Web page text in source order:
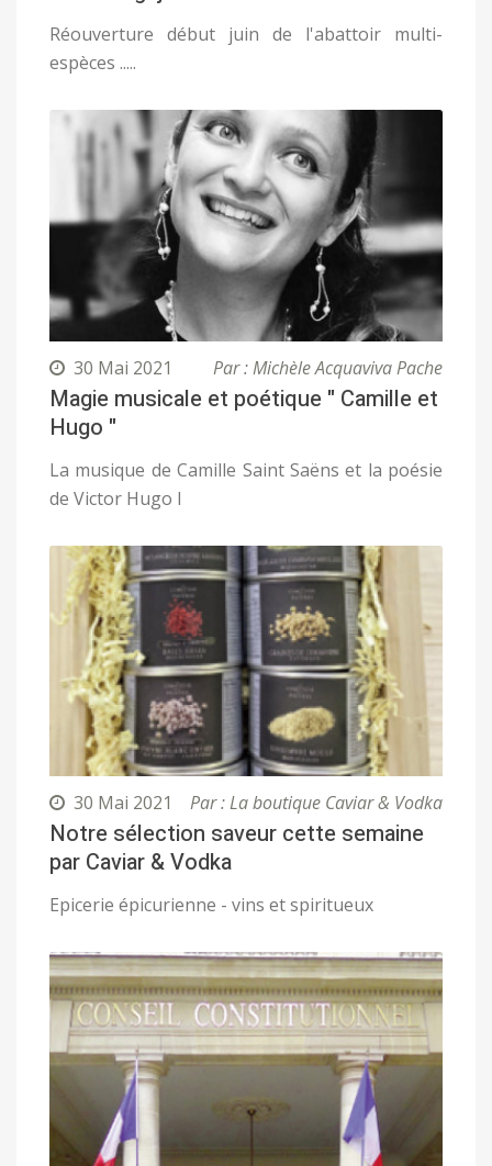
Réouverture début juin de l'abattoir multi-
espèces .....
30 Mai 2021 Par : Michèle Acquaviva Pache
Magie musicale et poétique " Camille et
Hugo "
La musique de Camille Saint Saëns et la poésie
de Victor Hugo l
30 Mai 2021 Par : La boutique Caviar & Vodka
Notre sélection saveur cette semaine
par Caviar & Vodka
Epicerie épicurienne - vins et spiritueux